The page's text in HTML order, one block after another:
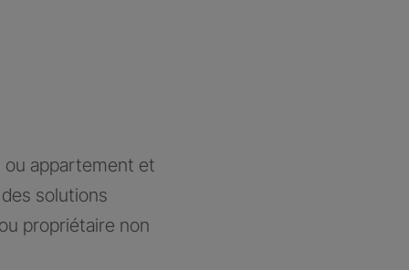
ou appartement et
solutions
propriétaire non